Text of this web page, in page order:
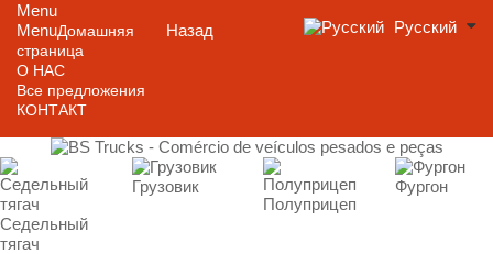
Menu
Menu
Назад
Домашняя
страница
О НАС
Все предложения
КОНТАКТ
Русский
Седельный
тягач
Грузовик
Полуприцеп
Фургон